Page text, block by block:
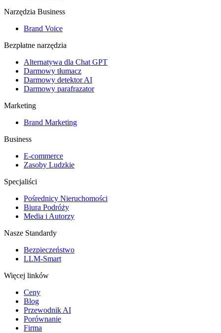
Narzędzia Business
Brand Voice
Bezpłatne narzędzia
Alternatywa dla Chat GPT
Darmowy tłumacz
Darmowy detektor AI
Darmowy parafrazator
Marketing
Brand Marketing
Business
E-commerce
Zasoby Ludzkie
Specjaliści
Pośrednicy Nieruchomości
Biura Podróży
Media i Autorzy
Nasze Standardy
Bezpieczeństwo
LLM-Smart
Więcej linków
Ceny
Blog
Przewodnik AI
Porównanie
Firma